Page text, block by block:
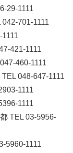
29-1111
701-1111
421-1111
460-1111
048-647-1111
1111
1111
TEL 03-5956-
5960-1111